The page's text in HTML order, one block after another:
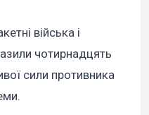
війська і
чотирнадцять
сили противника